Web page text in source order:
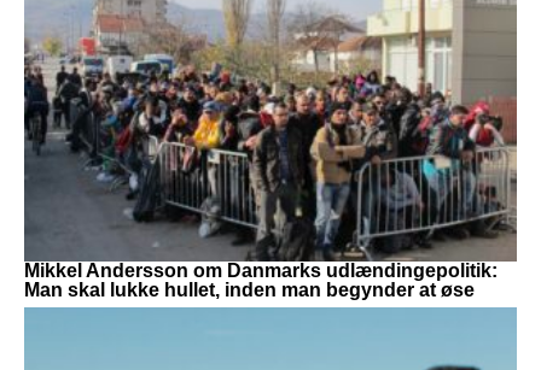
Mikkel Andersson om Danmarks udlændingepolitik:
Man skal lukke hullet, inden man begynder at øse